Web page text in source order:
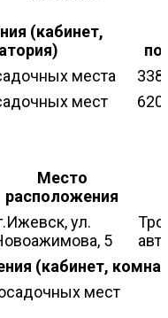
(кабинет,
места
338
мест 620
Место
расположения
ул.
5
(кабинет,
мест